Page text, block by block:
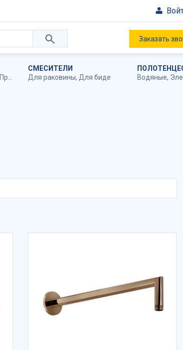
Заказать
Приставные
СМЕСИТЕЛИ
Для раковины, Для биде
Водяные,